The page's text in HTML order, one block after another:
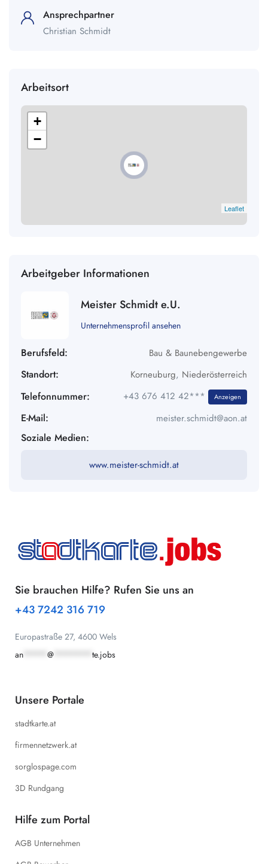
Ansprechpartner
Christian Schmidt
Arbeitsort
+
−
Leaflet
Arbeitgeber Informationen
Meister Schmidt e.U.
Unternehmensprofil ansehen
Berufsfeld: Bau & Baunebengewerbe
Standort: Korneuburg, Niederösterreich
Telefonnummer: +43 676 412 42*** Anzeigen
E-Mail: meister.schmidt@aon.at
Soziale Medien:
www.meister-schmidt.at
Sie brauchen Hilfe? Rufen Sie uns an
+43 7242 316 719
Europastraße 27, 4600 Wels
an
@ te.jobs
Unsere Portale
stadtkarte.at
firmennetzwerk.at
sorglospage.com
3D Rundgang
Hilfe zum Portal
AGB Unternehmen